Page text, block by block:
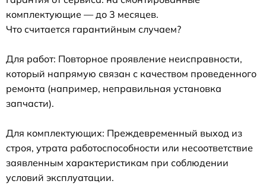
комплектующие — до 3 месяцев.
Что считается гарантийным случаем?
Для работ: Повторное проявление неисправности,
который напрямую связан с качеством проведенного
ремонта (например, неправильная установка
запчасти).
Для комплектующих: Преждевременный выход из
строя, утрата работоспособности или несоответствие
заявленным характеристикам при соблюдении
условий эксплуатации.